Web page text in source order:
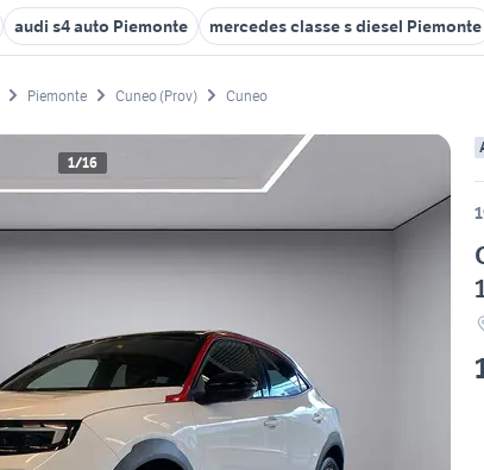
audi s4 auto Piemonte mercedes classe s diesel Piemonte
Piemonte Cuneo (Prov) Cuneo
1/16